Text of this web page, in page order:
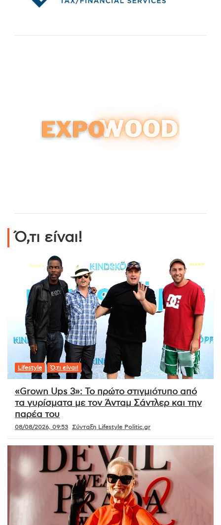
Ό,τι είναι!
Lifestyle Ό,τι είναι!
«Grown Ups 3»: Το πρώτο στιγμιότυπο από
τα γυρίσματα με τον Άνταμ Σάντλερ και την
παρέα του
08/08/2026, 09:53 Σύνταξη Lifestyle Politic.gr